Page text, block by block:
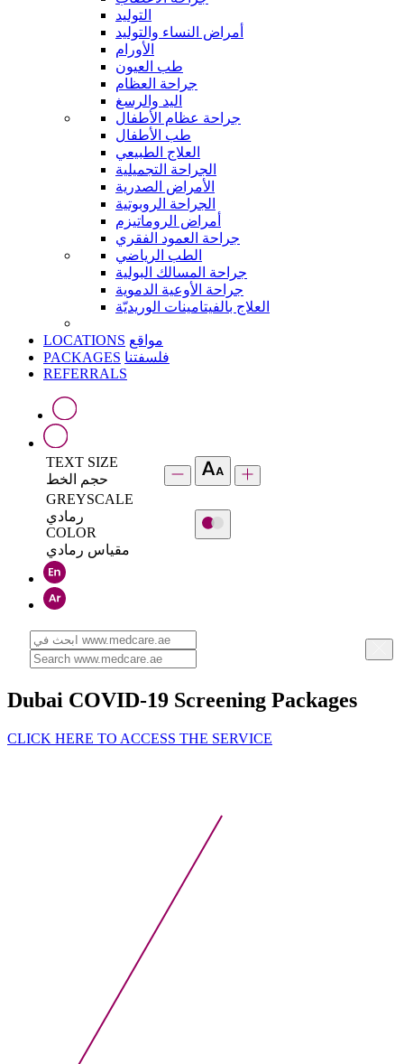
التوليد
أمراض النساء والتوليد
الأورام
طب العيون
جراحة العظام
اليد والرسغ
جراحة عظام الأطفال
طب الأطفال
العلاج الطبيعي
الجراحة التجميلية
الأمراض الصدرية
الجراحة الروبوتية
أمراض الروماتيزم
جراحة العمود الفقري
الطب الرياضي
جراحة المسالك البولية
جراحة الأوعية الدموية
العلاج بالفيتامينات الوريديّة
LOCATIONS مواقع
PACKAGES فلسفتنا
REFERRALS
TEXT SIZE
حجم الخط
GREYSCALE
رمادي
COLOR
مقياس رمادي
Dubai COVID-19 Screening Packages
CLICK HERE TO ACCESS THE SERVICE